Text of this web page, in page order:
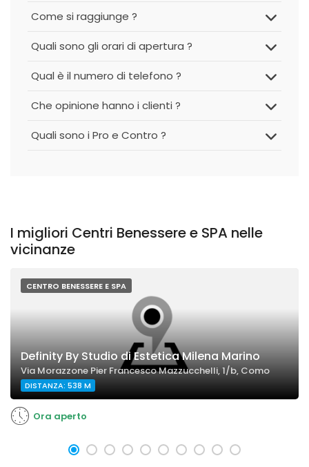
Come si raggiunge ?
Quali sono gli orari di apertura ?
Qual è il numero di telefono ?
Che opinione hanno i clienti ?
Quali sono i Pro e Contro ?
I migliori Centri Benessere e SPA nelle
vicinanze
CENTRO BENESSERE E SPA
Definity By Studio di Estetica Milena Marino
Via Morazzone Pier Francesco Mazzucchelli, 1/b, Como
DISTANZA: 538 M
Ora aperto